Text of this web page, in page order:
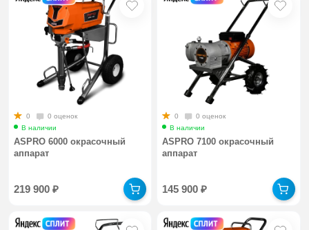
0
0 оценок
В наличии
ASPRO 6000 окрасочный
аппарат
219 900₽
0
0 оценок
В наличии
ASPRO 7100 окрасочный
аппарат
145 900₽